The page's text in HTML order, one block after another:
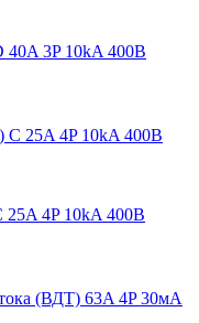
40A 3P 10kA 400В
4P 10kA 400В